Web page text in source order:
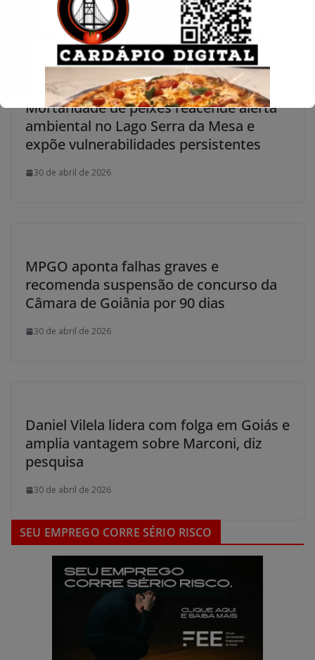
Você pode gostar também
Mortandade de peixes reacende alerta
ambiental no Lago Serra da Mesa e
expõe vulnerabilidades persistentes
30 de abril de 2026
MPGO aponta falhas graves e
recomenda suspensão de concurso da
Câmara de Goiânia por 90 dias
30 de abril de 2026
Daniel Vilela lidera com folga em Goiás e
amplia vantagem sobre Marconi, diz
pesquisa
30 de abril de 2026
SEU EMPREGO CORRE SÉRIO RISCO